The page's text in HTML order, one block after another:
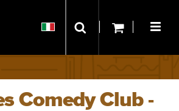
Comedy Club -